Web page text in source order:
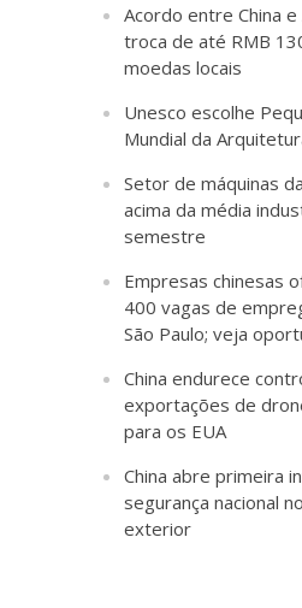
Acordo entre China
troca de até RMB
moedas locais
Unesco escolhe
Mundial da
Setor de máquinas
acima da média
semestre
Empresas chinesas
400 vagas de
São Paulo; veja
China endurece
exportações de
para os EUA
China abre primeira
segurança nacional
exterior